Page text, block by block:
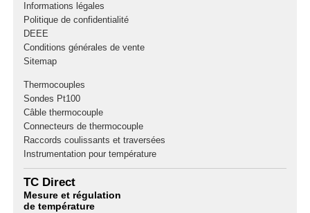
Informations légales
Politique de confidentialité
DEEE
Conditions générales de vente
Sitemap
Thermocouples
Sondes Pt100
Câble thermocouple
Connecteurs de thermocouple
Raccords coulissants et traversées
Instrumentation pour température
TC Direct
Mesure et régulation
de température